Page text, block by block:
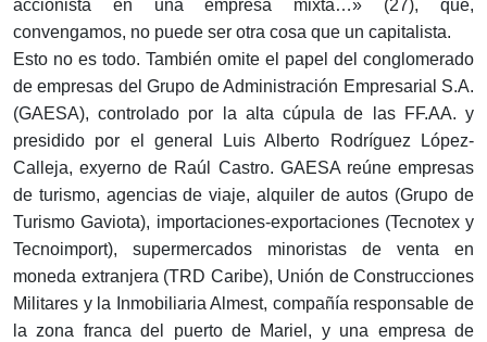
accionista en una empresa mixta…» (27), que,
convengamos, no puede ser otra cosa que un capitalista.
Esto no es todo. También omite el papel del conglomerado
de empresas del Grupo de Administración Empresarial S.A.
(GAESA), controlado por la alta cúpula de las FF.AA. y
presidido por el general Luis Alberto Rodríguez López-
Calleja, exyerno de Raúl Castro. GAESA reúne empresas
de turismo, agencias de viaje, alquiler de autos (Grupo de
Turismo Gaviota), importaciones-exportaciones (Tecnotex y
Tecnoimport), supermercados minoristas de venta en
moneda extranjera (TRD Caribe), Unión de Construcciones
Militares y la Inmobiliaria Almest, compañía responsable de
la zona franca del puerto de Mariel, y una empresa de